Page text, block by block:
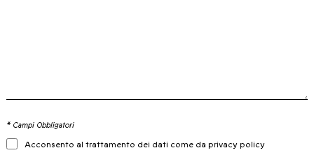
* Campi Obbligatori
Acconsento al trattamento dei dati come da privacy policy